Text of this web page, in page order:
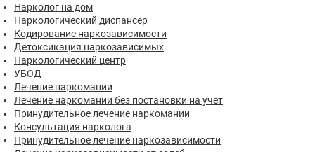
Нарколог на дом
Наркологический диспансер
Кодирование наркозависимости
Детоксикация наркозависимых
Наркологический центр
УБОД
Лечение наркомании
Лечение наркомании без постановки на учет
Принудительное лечение наркомании
Консультация нарколога
Принудительное лечение наркозависимости